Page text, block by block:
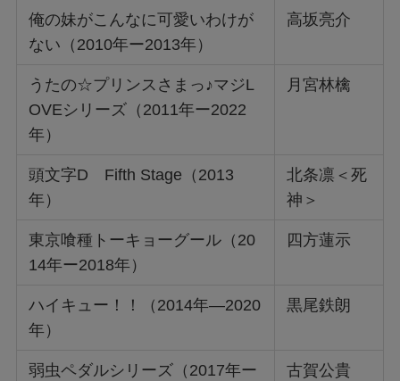
俺の妹がこんなに可愛いわけが
ない（2010年ー2013年）
高坂亮介
うたの☆プリンスさまっ♪マジL
OVEシリーズ（2011年ー2022
年）
月宮林檎
頭文字D Fifth Stage（2013
年）
北条凛＜死
神＞
東京喰種トーキョーグール（20
14年ー2018年）
四方蓮示
ハイキュー！！（2014年―2020
年）
黒尾鉄朗
弱虫ペダルシリーズ（2017年ー
古賀公貴